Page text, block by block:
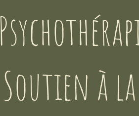
Psychothérap
Soutien à